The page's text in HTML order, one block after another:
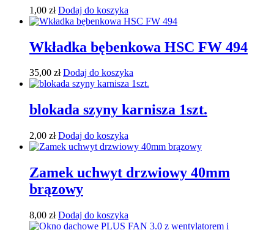
1,00 zł Dodaj do koszyka
Wkładka bębenkowa HSC FW 494
35,00 zł Dodaj do koszyka
blokada szyny karnisza 1szt.
2,00 zł Dodaj do koszyka
Zamek uchwyt drzwiowy 40mm
brązowy
8,00 zł Dodaj do koszyka